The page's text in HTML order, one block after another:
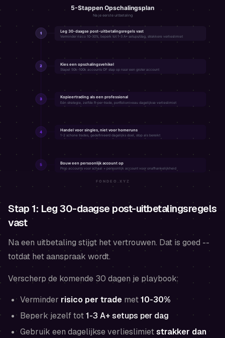
Stap 1: Leg 30-daagse post-uitbetalingsregels
vast
Na een uitbetaling stijgt het vertrouwen. Dat is goed --
totdat het aanspraak wordt.
Verscherp de komende 30 dagen je playbook:
Verminder risico per trade met10-30%
Beperk jezelf tot1-3 A+ setups per dag
Gebruik een dagelijkse verlieslimietstrakker dan